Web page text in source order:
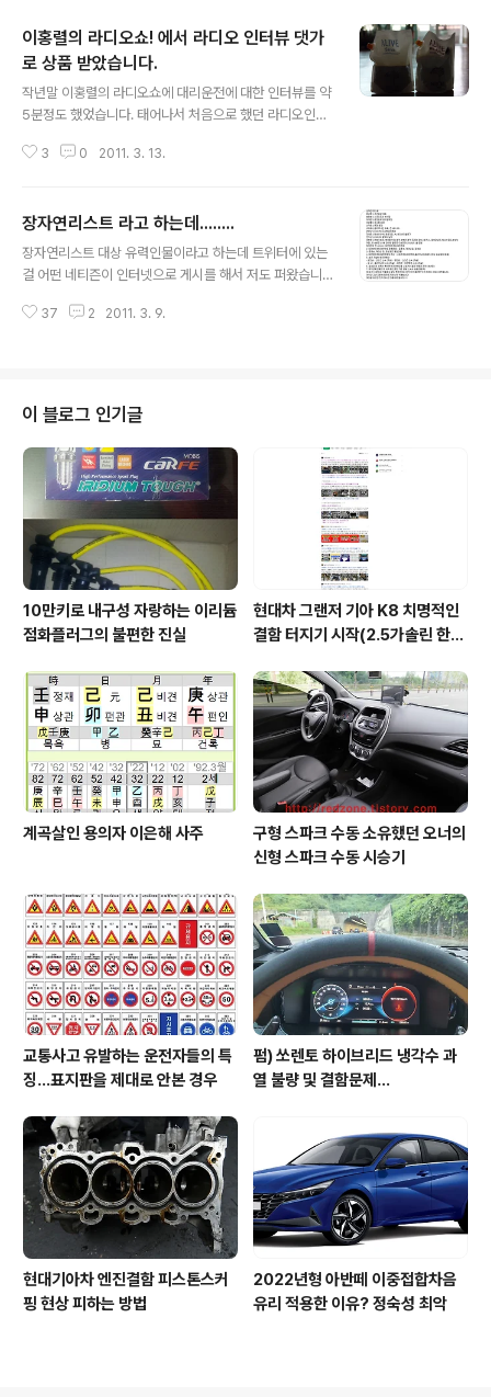
이홍렬의 라디오쇼! 에서 라디오 인터뷰 댓가
로 상품 받았습니다.
작년말 이홍렬의 라디오쇼에 대리운전에 대한 인터뷰를 약
5분정도 했었습니다. 태어나서 처음으로 했던 라디오인터
즐겁더라구요(이홍렬 아저씨 목소리 구수해서 듣기도 좋았
러다가 최근에 소포를 받았는데 이홍렬의 라디오쇼!에서
보냈더라구요. 원래 라디오 상품은 이렇게 늦게 발송하는
지 궁금하네요^^; 받은 상품은 화학재료가 아닌 천연원료
아직 바디워시와 샴푸가 많이 남아있어 세탁세제를 잠깐
3 0 2011. 3. 13.
장자연리스트 라고 하는데........
장자연리스트 대상 유력인물이라고 하는데 트위터에 있는
걸 어떤 네티즌이 인터넷으로 게시를 해서 저도 퍼왔습니
자연씨의 원한을 풀어주기 위해 철저하고 공정한 수사를
37 2 2011. 3. 9.
이 블로그 인기글
10만키로 내구성 자랑하는 이리듐
점화플러그의 불편한 진실
현대차 그랜저 기아 K8 치명적인
결함 터지기 시작(2.5가솔린 한
계곡살인 용의자 이은해 사주
구형 스파크 수동 소유했던 오너의
신형 스파크 수동 시승기
교통사고 유발하는 운전자들의 특
징...표지판을 제대로 안본 경우
펌) 쏘렌토 하이브리드 냉각수 과
열 불량 및 결함문제...
현대기아차 엔진결함 피스톤스커
핑 현상 피하는 방법
2022년형 아반떼 이중접합차음
유리 적용한 이유? 정숙성 최악